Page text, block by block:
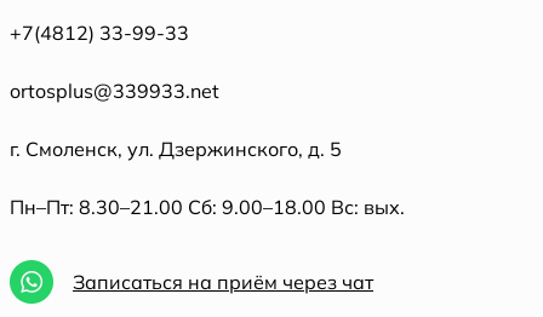
+7(4812) 33-99-33
ortosplus@339933.net
г. Смоленск, ул. Дзержинского, д. 5
Пн–Пт: 8.30–21.00 Сб: 9.00–18.00 Вс: вых.
Записаться на приём через чат